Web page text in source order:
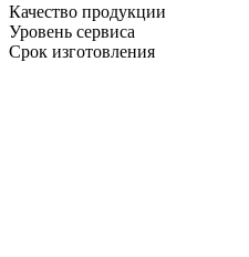
Качество продукции
Уровень сервиса
Срок изготовления